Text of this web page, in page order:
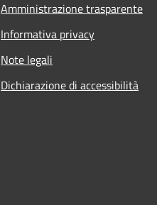
Amministrazione trasparente
Informativa privacy
Note legali
Dichiarazione di accessibilità